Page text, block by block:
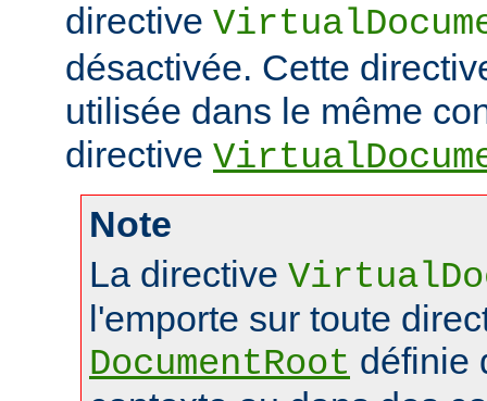
directive
désactivée. Cette
utilisée dans le même
directive
Note
La directive
l'emporte sur toute
DocumentRoot définie